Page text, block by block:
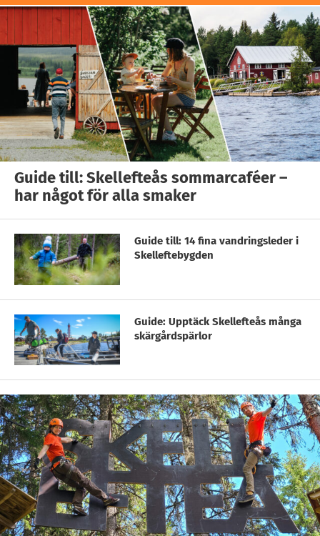
Guide till: Skellefteås sommarcaféer –
har något för alla smaker
Guide till: 14 fina vandringsleder i
Skelleftebygden
Guide: Upptäck Skellefteås många
skärgårdspärlor